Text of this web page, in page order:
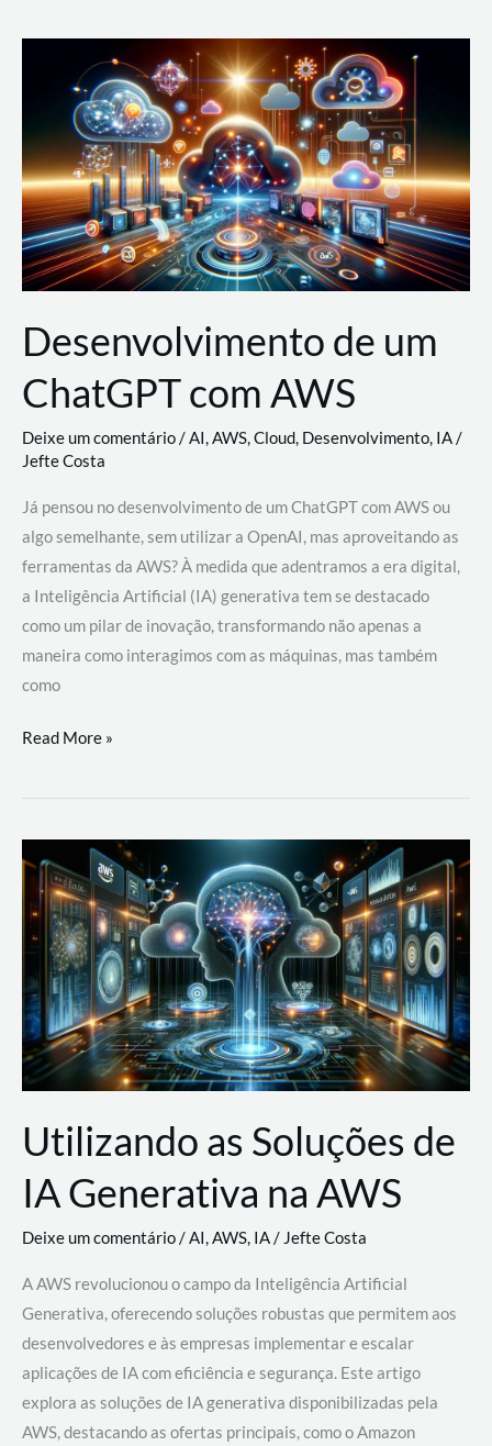
Nuvem:
Google
Cloud,
AWS
e
Azure
Desenvolvimento de um
ChatGPT com AWS
Deixe um comentário/AI,AWS,Cloud, Desenvolvimento, IA/
Jefte Costa
Já pensou no desenvolvimento de um ChatGPT com AWS ou
algo semelhante, sem utilizar a OpenAI, mas aproveitando as
ferramentas da AWS? À medida que adentramos a era digital,
a Inteligência Artificial (IA) generativa tem se destacado
como um pilar de inovação, transformando não apenas a
maneira como interagimos com as máquinas, mas também
como
Desenvolvimento
um
com
AWS
Read More »
Utilizando as Soluções de
IA Generativa na AWS
Deixe um comentário/AI,AWS, IA/Jefte Costa
A AWS revolucionou o campo da Inteligência Artificial
Generativa, oferecendo soluções robustas que permitem aos
desenvolvedores e às empresas implementar e escalar
aplicações de IA com eficiência e segurança. Este artigo
explora as soluções de IA generativa disponibilizadas pela
AWS, destacando as ofertas principais, como o Amazon